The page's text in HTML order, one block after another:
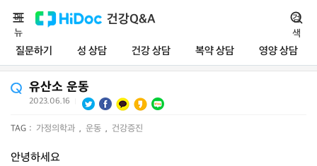
건강Q&A
질문하기 성 상담 건강 상담 복약 상담 영양 상담
메
뉴
검
색
유산소 운동
2023.06.16
TAG : 가정의학과 , 운동 , 건강증진
안녕하세요